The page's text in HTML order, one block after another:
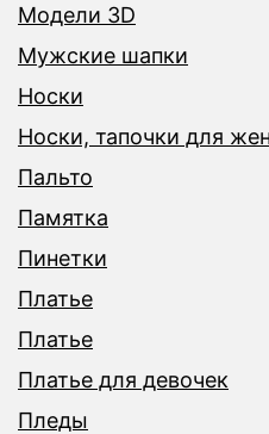
Модели 3D
Мужские шапки
Носки
Носки, тапочки для
Пальто
Памятка
Пинетки
Платье
Платье
Платье для девочек
Пледы